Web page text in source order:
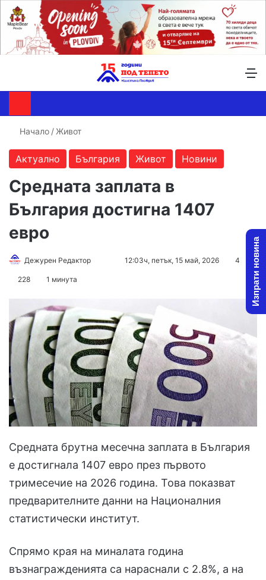
Начало / Живот
Актуално България Живот Новини
Средната заплата в
България достигна 1407
евро
Дежурен Редактор
Send12:03ч, петък, 15 май, 2026 4
228 1 минута
Средната брутна месечна заплата в България
е достигнала 1407 евро през първото
тримесечие на 2026 година. Това показват
предварителните данни на Националния
статистически институт.
Спрямо края на миналата година
възнагражденията са нараснали с 2.8%, а на
Изпрати новина